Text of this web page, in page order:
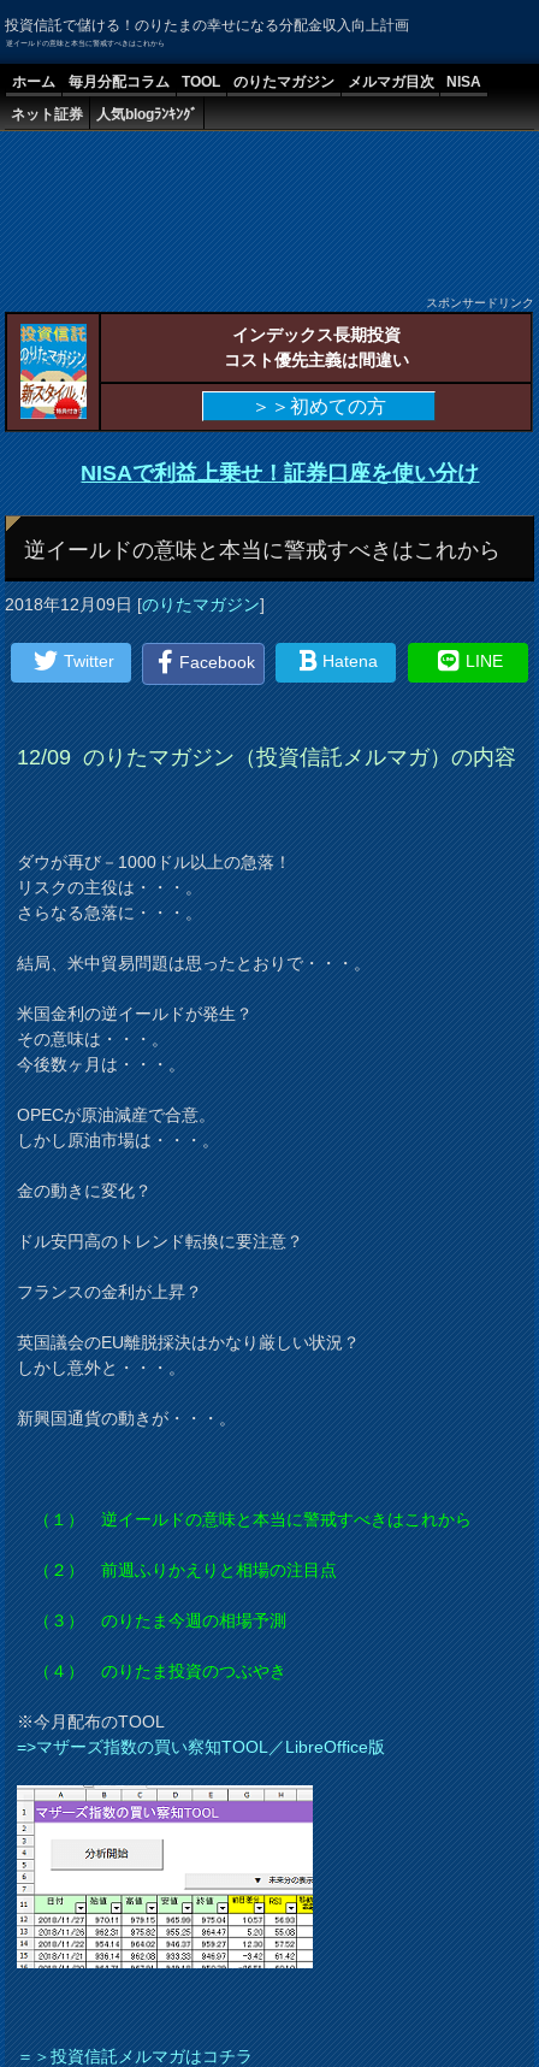
投資信託で儲ける！のりたまの幸せになる分配金収入向上計画
逆イールドの意味と本当に警戒すべきはこれから
ホーム 毎月分配コラム TOOL のりたマガジン メルマガ目次
NISA
ネット証券
人気blogﾗﾝｷﾝｸﾞ
スポンサードリンク
インデックス長期投資
コスト優先主義は間違い
＞＞初めての方
NISAで利益上乗せ！証券口座を使い分け
逆イールドの意味と本当に警戒すべきはこれから
2018年12月09日[のりたマガジン]
Twitter Facebook Hatena LINE
12/09 のりたマガジン（投資信託メルマガ）の内容
ダウが再び－1000ドル以上の急落！
リスクの主役は・・・。
さらなる急落に・・・。
結局、米中貿易問題は思ったとおりで・・・。
米国金利の逆イールドが発生？
その意味は・・・。
今後数ヶ月は・・・。
OPECが原油減産で合意。
しかし原油市場は・・・。
金の動きに変化？
ドル安円高のトレンド転換に要注意？
フランスの金利が上昇？
英国議会のEU離脱採決はかなり厳しい状況？
しかし意外と・・・。
新興国通貨の動きが・・・。
（１） 逆イールドの意味と本当に警戒すべきはこれから
（２） 前週ふりかえりと相場の注目点
（３） のりたま今週の相場予測
（４） のりたま投資のつぶやき
※今月配布のTOOL
=>マザーズ指数の買い察知TOOL／LibreOffice版
＝＞投資信託メルマガはコチラ